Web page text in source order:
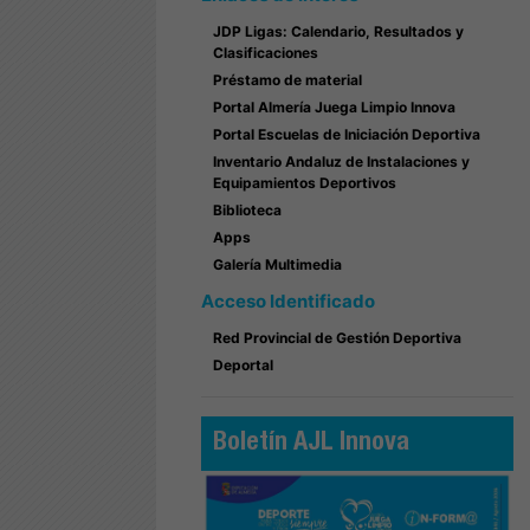
JDP Ligas: Calendario, Resultados y
Clasificaciones
Préstamo de material
Portal Almería Juega Limpio Innova
Portal Escuelas de Iniciación Deportiva
Inventario Andaluz de Instalaciones y
Equipamientos Deportivos
Biblioteca
Apps
Galería Multimedia
Acceso Identificado
Red Provincial de Gestión Deportiva
Deportal
Boletín AJL Innova
Garrucha 08-08-